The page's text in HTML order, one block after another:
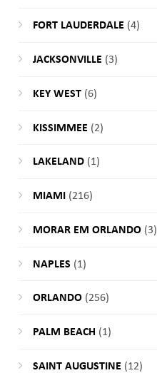
FORT LAUDERDALE (4)
JACKSONVILLE (3)
KEY WEST(6)
KISSIMMEE (2)
LAKELAND(1)
MIAMI (216)
MORAR EM ORLANDO(3)
NAPLES (1)
ORLANDO(256)
PALM BEACH (1)
SAINT AUGUSTINE (12)